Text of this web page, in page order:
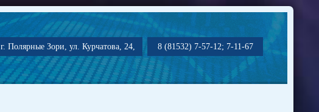
г. Полярные Зори, ул. Курчатова, 24, 8 (81532) 7-57-12; 7-11-67